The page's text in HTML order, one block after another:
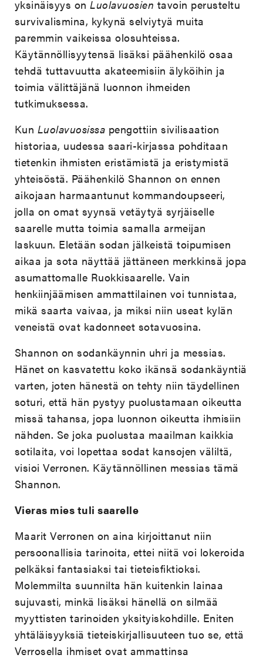
yksinäisyys onLuolavuosien tavoin perusteltu
survivalismina, kykynä selviytyä muita
paremmin vaikeissa olosuhteissa.
Käytännöllisyytensä lisäksi päähenkilö osaa
tehdä tuttavuutta akateemisiin älyköihin ja
toimia välittäjänä luonnon ihmeiden
tutkimuksessa.
Kun Luolavuosissa pengottiin sivilisaation
historiaa, uudessa saari-kirjassa pohditaan
tietenkin ihmisten eristämistä ja eristymistä
yhteisöstä. Päähenkilö Shannon on ennen
aikojaan harmaantunut kommandoupseeri,
jolla on omat syynsä vetäytyä syrjäiselle
saarelle mutta toimia samalla armeijan
laskuun. Eletään sodan jälkeistä toipumisen
aikaa ja sota näyttää jättäneen merkkinsä jopa
asumattomalle Ruokkisaarelle. Vain
henkiinjäämisen ammattilainen voi tunnistaa,
mikä saarta vaivaa, ja miksi niin useat kylän
veneistä ovat kadonneet sotavuosina.
Shannon on sodankäynnin uhri ja messias.
Hänet on kasvatettu koko ikänsä sodankäyntiä
varten, joten hänestä on tehty niin täydellinen
soturi, että hän pystyy puolustamaan oikeutta
missä tahansa, jopa luonnon oikeutta ihmisiin
nähden. Se joka puolustaa maailman kaikkia
sotilaita, voi lopettaa sodat kansojen väliltä,
visioi Verronen. Käytännöllinen messias tämä
Shannon.
Vieras mies tuli saarelle
Maarit Verronen on aina kirjoittanut niin
persoonallisia tarinoita, ettei niitä voi lokeroida
pelkäksi fantasiaksi tai tieteisfiktioksi.
Molemmilta suunnilta hän kuitenkin lainaa
sujuvasti, minkä lisäksi hänellä on silmää
myyttisten tarinoiden yksityiskohdille. Eniten
yhtäläisyyksiä tieteiskirjallisuuteen tuo se, että
Verrosella ihmiset ovat ammattinsa